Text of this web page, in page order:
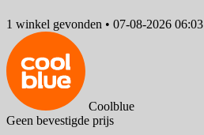
1 winkel gevonden • 07-08-2026 06:03
Coolblue
Geen bevestigde prijs